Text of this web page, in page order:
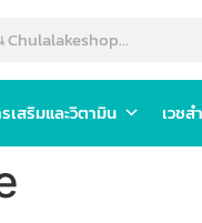
เสริมและวิตามิน เวชส